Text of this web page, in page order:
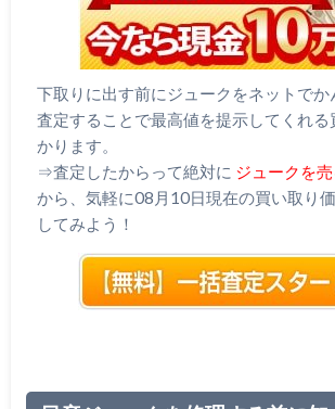
下取りに出す前にジュークをネットで
査定することで最高値を提示してくれる
かります。
⇒査定したからって絶対に ジュークを
から、気軽に08月10日現在の買い取り
してみよう！